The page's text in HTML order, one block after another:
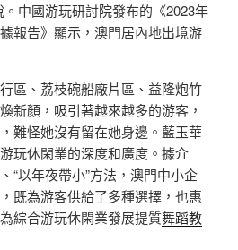
中國游玩研討院發布的《2023年
報告》顯示，澳門居內地出境游
區、荔枝碗船廠片區、益隆炮竹
新顏，吸引著越來越多的游客，
難怪她沒有留在她身邊。藍玉華
玩休閑業的深度和廣度。據介
“以年夜帶小”方法，澳門中小企
既為游客供給了多種選擇，也惠
綜合游玩休閑業發展提質舞蹈教